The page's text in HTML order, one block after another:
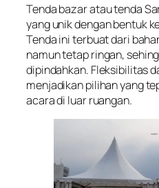
Tenda bazar atau tenda
yang unik dengan bentuk
Tenda ini terbuat dari
namun tetap ringan,
dipindahkan. Fleksibilitas
menjadikan pilihan yang
acara di luar ruangan.